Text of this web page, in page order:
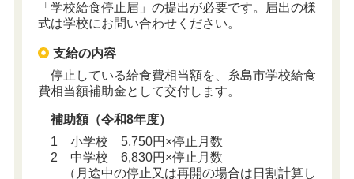
「学校給食停止届」の提出が必要です。届出の様
式は学校にお問い合わせください。
支給の内容
停止している給食費相当額を、糸島市学校給食
費相当額補助金として交付します。
補助額（令和8年度）
1 小学校 5,750円×停止月数
2 中学校 6,830円×停止月数
（月途中の停止又は再開の場合は日割計算し